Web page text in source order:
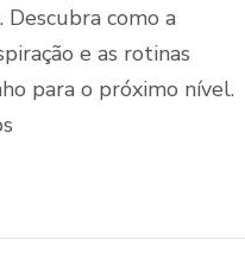
Descubra como a
e as rotinas
para o próximo nível.